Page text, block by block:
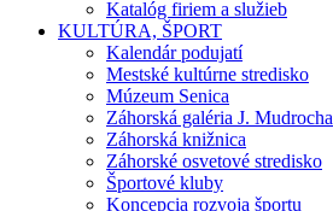
Katalóg firiem a služieb
KULTÚRA, ŠPORT
Kalendár podujatí
Mestské kultúrne stredisko
Múzeum Senica
Záhorská galéria J. Mudrocha
Záhorská knižnica
Záhorské osvetové stredisko
Športové kluby
Koncepcia rozvoja športu